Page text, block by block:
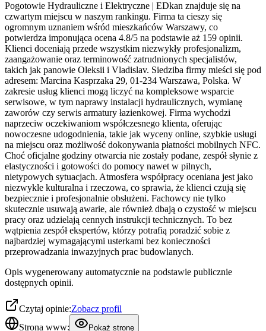
Pogotowie Hydrauliczne i Elektryczne | EDkan znajduje się na
czwartym miejscu w naszym rankingu. Firma ta cieszy się
ogromnym uznaniem wśród mieszkańców Warszawy, co
potwierdza imponująca ocena 4.8/5 na podstawie aż 159 opinii.
Klienci doceniają przede wszystkim niezwykły profesjonalizm,
zaangażowanie oraz terminowość zatrudnionych specjalistów,
takich jak panowie Oleksii i Vladislav. Siedziba firmy mieści się pod
adresem: Marcina Kasprzaka 29, 01-234 Warszawa, Polska. W
zakresie usług klienci mogą liczyć na kompleksowe wsparcie
serwisowe, w tym naprawy instalacji hydraulicznych, wymianę
zaworów czy serwis armatury łazienkowej. Firma wychodzi
naprzeciw oczekiwaniom współczesnego klienta, oferując
nowoczesne udogodnienia, takie jak wyceny online, szybkie usługi
na miejscu oraz możliwość dokonywania płatności mobilnych NFC.
Choć oficjalne godziny otwarcia nie zostały podane, zespół słynie z
elastyczności i gotowości do pomocy nawet w pilnych,
nietypowych sytuacjach. Atmosfera współpracy oceniana jest jako
niezwykle kulturalna i rzeczowa, co sprawia, że klienci czują się
bezpiecznie i profesjonalnie obsłużeni. Fachowcy nie tylko
skutecznie usuwają awarie, ale również dbają o czystość w miejscu
pracy oraz udzielają cennych instrukcji technicznych. To bez
wątpienia zespół ekspertów, którzy potrafią poradzić sobie z
najbardziej wymagającymi usterkami bez konieczności
przeprowadzania inwazyjnych prac budowlanych.
Opis wygenerowany automatycznie na podstawie publicznie
dostępnych opinii.
Czytaj opinie:Zobacz profil
Strona www:
Pokaż stronę